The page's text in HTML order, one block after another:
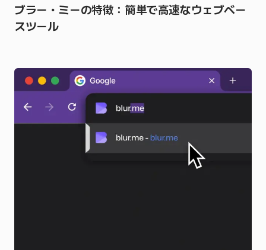
ブラー・ミーの特徴：簡単で高速なウェブベー
スツール